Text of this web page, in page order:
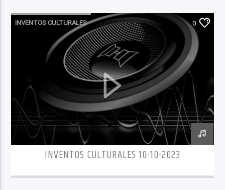
INVENTOS CULTURALES 0
INVENTOS CULTURALES 10-10-2023